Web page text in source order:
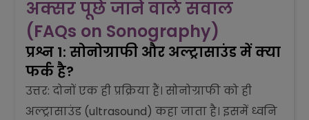
अक्सर पूछे जाने वाले सवाल
(FAQs on Sonography)
प्रश्न 1: सोनोग्राफी और अल्ट्रासाउंड में क्या
फर्क है?
उत्तर: दोनों एक ही प्रक्रिया हैं। सोनोग्राफी को ही
अल्ट्रासाउंड (ultrasound) कहा जाता है। इसमें ध्वनि